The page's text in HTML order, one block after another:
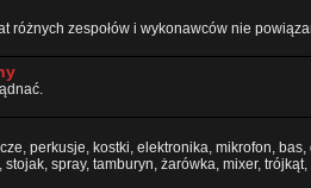
różnych zespołów i wykonawców nie
perkusje, kostki, elektronika, mikrofon,
spray, tamburyn, żarówka, mixer, trójkąt,